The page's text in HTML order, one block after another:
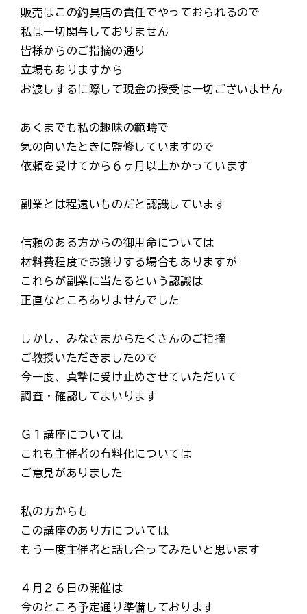
販売はこの釣具店の責任でやっておられるので
私は一切関与しておりません
皆様からのご指摘の通り
立場もありますから
お渡しするに際して現金の授受は一切ございません
あくまでも私の趣味の範疇で
気の向いたときに監修していますので
依頼を受けてから６ヶ月以上かかっています
副業とは程遠いものだと認識しています
信頼のある方からの御用命については
材料費程度でお譲りする場合もありますが
これらが副業に当たるという認識は
正直なところありませんでした
しかし、みなさまからたくさんのご指摘
ご教授いただきましたので
今一度、真摯に受け止めさせていただいて
調査・確認してまいります
Ｇ１講座については
これも主催者の有料化については
ご意見がありました
私の方からも
この講座のあり方については
もう一度主催者と話し合ってみたいと思います
４月２６日の開催は
今のところ予定通り準備しております